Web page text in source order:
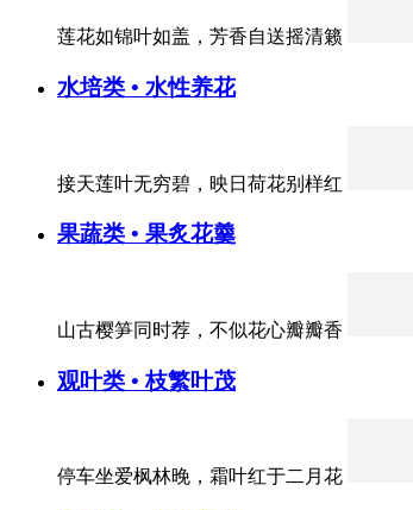
莲花如锦叶如盖，芳香自送摇清籁
水培类 • 水性养花
接天莲叶无穷碧，映日荷花别样红
果蔬类 • 果炙花羹
山古樱笋同时荐，不似花心瓣瓣香
观叶类 • 枝繁叶茂
停车坐爱枫林晚，霜叶红于二月花